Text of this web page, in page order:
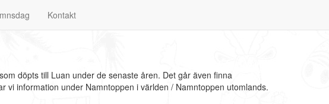
Kontakt
döpts till Luan under de senaste åren. Det går även finna
information under Namntoppen i världen / Namntoppen utomlands.